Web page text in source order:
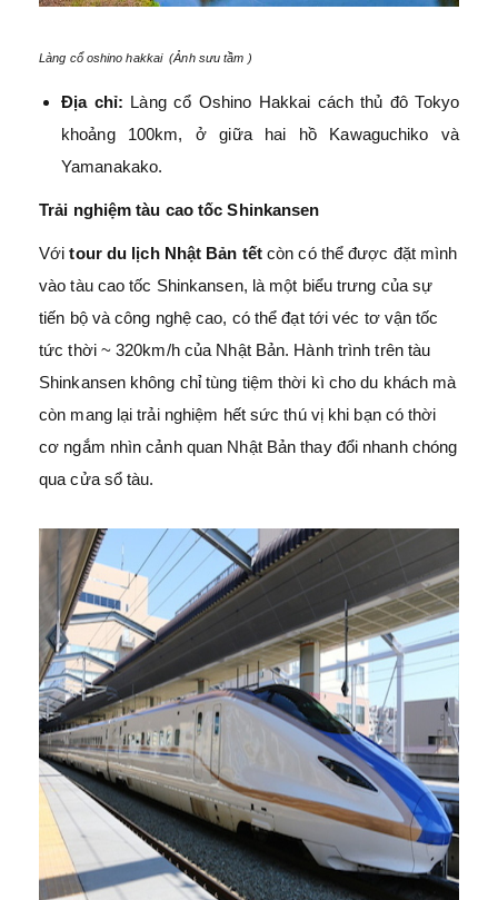
Làng cổ oshino hakkai (Ảnh sưu tầm )
Địa chỉ: Làng cổ Oshino Hakkai cách thủ đô Tokyo
khoảng 100km, ở giữa hai hồ Kawaguchiko và
Yamanakako.
Trải nghiệm tàu cao tốc Shinkansen
Với tour du lịch Nhật Bản tết còn có thể được đặt mình
vào tàu cao tốc Shinkansen, là một biểu trưng của sự
tiến bộ và công nghệ cao, có thể đạt tới véc tơ vận tốc
tức thời ~ 320km/h của Nhật Bản. Hành trình trên tàu
Shinkansen không chỉ tùng tiệm thời kì cho du khách mà
còn mang lại trải nghiệm hết sức thú vị khi bạn có thời
cơ ngắm nhìn cảnh quan Nhật Bản thay đổi nhanh chóng
qua cửa sổ tàu.